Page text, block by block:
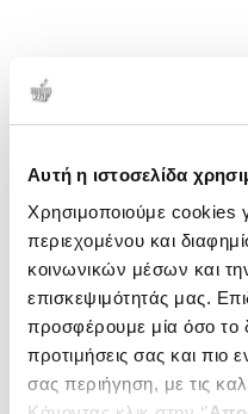
Αυτή η ιστοσελίδα
Χρησιμοποιούμε cookies
περιεχομένου και
κοινωνικών μέσων και
επισκεψιμότητάς μας.
προσφέρουμε μία όσο το
προτιμήσεις σας και πιο
σας περιήγηση, με τις